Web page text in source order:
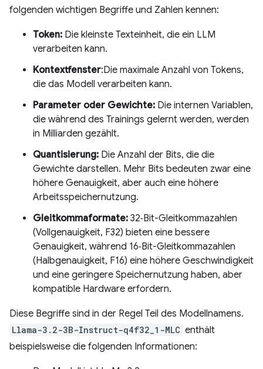
folgenden wichtigen Begriffe und Zahlen kennen:
Token: Die kleinste Texteinheit, die ein LLM
verarbeiten kann.
Kontextfenster:Die maximale Anzahl von Tokens,
die das Modell verarbeiten kann.
Parameter oder Gewichte: Die internen Variablen,
die während des Trainings gelernt werden, werden
in Milliarden gezählt.
Quantisierung: Die Anzahl der Bits, die die
Gewichte darstellen. Mehr Bits bedeuten zwar eine
höhere Genauigkeit, aber auch eine höhere
Arbeitsspeichernutzung.
Gleitkommaformate: 32‑Bit-Gleitkommazahlen
(Vollgenauigkeit, F32) bieten eine bessere
Genauigkeit, während 16‑Bit-Gleitkommazahlen
(Halbgenauigkeit, F16) eine höhere Geschwindigkeit
und eine geringere Speichernutzung haben, aber
kompatible Hardware erfordern.
Diese Begriffe sind in der Regel Teil des Modellnamens.
Llama-3.2-3B-Instruct-q4f32_1-MLC enthält
beispielsweise die folgenden Informationen: